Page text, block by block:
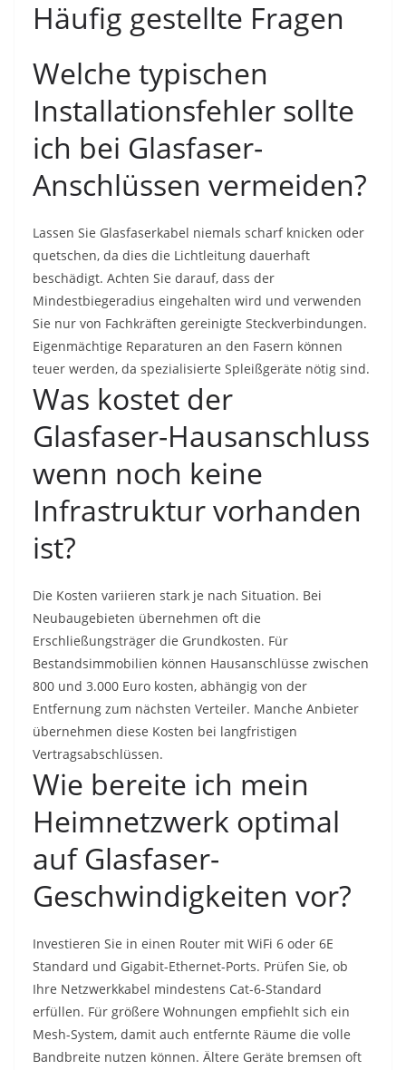
Häufig gestellte Fragen
Welche typischen
Installationsfehler sollte
ich bei Glasfaser-
Anschlüssen vermeiden?
Lassen Sie Glasfaserkabel niemals scharf knicken oder
quetschen, da dies die Lichtleitung dauerhaft
beschädigt. Achten Sie darauf, dass der
Mindestbiegeradius eingehalten wird und verwenden
Sie nur von Fachkräften gereinigte Steckverbindungen.
Eigenmächtige Reparaturen an den Fasern können
teuer werden, da spezialisierte Spleißgeräte nötig sind.
Was kostet der
Glasfaser-Hausanschluss
wenn noch keine
Infrastruktur vorhanden
ist?
Die Kosten variieren stark je nach Situation. Bei
Neubaugebieten übernehmen oft die
Erschließungsträger die Grundkosten. Für
Bestandsimmobilien können Hausanschlüsse zwischen
800 und 3.000 Euro kosten, abhängig von der
Entfernung zum nächsten Verteiler. Manche Anbieter
übernehmen diese Kosten bei langfristigen
Vertragsabschlüssen.
Wie bereite ich mein
Heimnetzwerk optimal
auf Glasfaser-
Geschwindigkeiten vor?
Investieren Sie in einen Router mit WiFi 6 oder 6E
Standard und Gigabit-Ethernet-Ports. Prüfen Sie, ob
Ihre Netzwerkkabel mindestens Cat-6-Standard
erfüllen. Für größere Wohnungen empfiehlt sich ein
Mesh-System, damit auch entfernte Räume die volle
Bandbreite nutzen können. Ältere Geräte bremsen oft